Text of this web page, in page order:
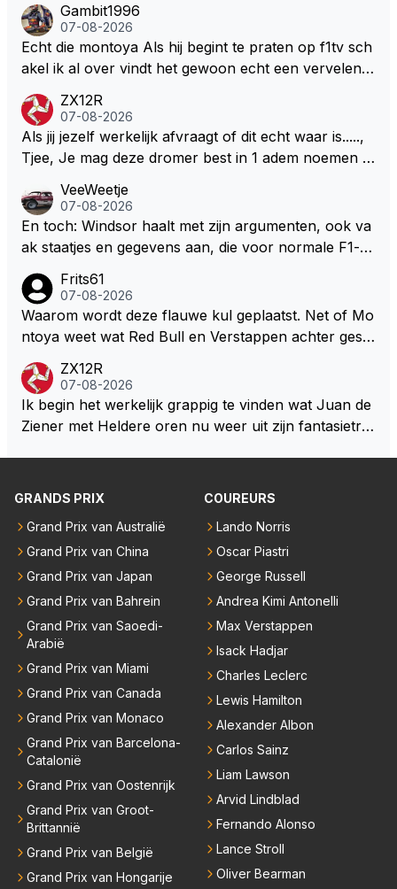
milton, hahahaha. Latifi pakt ze allemaal met de oge
n dicht met als onbetwiste nummer 2 of GOATINES
S Lawson natuurlijk 😂😂😂😂😂
Gambit1996
07-08-2026
Echt die montoya Als hij begint te praten op f1tv sch
akel ik al over vindt het gewoon echt een vervelend
weet 🤮🤮
ZX12R
07-08-2026
Als jij jezelf werkelijk afvraagt of dit echt waar is.....,
Tjee, Je mag deze dromer best in 1 adem noemen m
aar voordragen uit eigen geest. Kan mij voorstellen d
at je het leuk vindt sprookjes te luisteren maar heb jij
jezelf dan ook wel eens afgevraagd of de dappere b
ze wolff gesneden heeft?
VeeWeetje
07-08-2026
En toch: Windsor haalt met zijn argumenten, ook va
ak staatjes en gegevens aan, die voor normale F1-fa
okies made of your own dough" 🤣
Frits61
07-08-2026
Waarom wordt deze flauwe kul geplaatst. Net of Mo
ntoya weet wat Red Bull en Verstappen achter geslo
ZX12R
07-08-2026
Ik begin het werkelijk grappig te vinden wat Juan de
Ziener met Heldere oren nu weer uit zijn fantasietro
Team Verstappen...., Praten doet ie in iedergeval ma
GRANDS PRIX
Grand Prix van Australië
Grand Prix van China
Grand Prix van Japan
Grand Prix van Bahrein
Grand Prix van Saoedi-
Arabië
Grand Prix van Miami
Grand Prix van Canada
Grand Prix van Monaco
Grand Prix van Barcelona-
Catalonië
Grand Prix van Oostenrijk
Grand Prix van Groot-
Brittannië
Grand Prix van België
Grand Prix van Hongarije
COUREURS
Lando Norris
Oscar Piastri
George Russell
Andrea Kimi Antonelli
Max Verstappen
Isack Hadjar
Charles Leclerc
Lewis Hamilton
Alexander Albon
Carlos Sainz
Liam Lawson
Arvid Lindblad
Fernando Alonso
Lance Stroll
Oliver Bearman